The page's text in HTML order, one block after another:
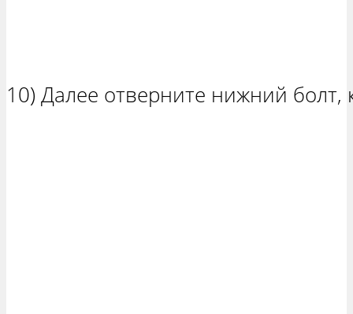
10) Далее отверните нижний болт,